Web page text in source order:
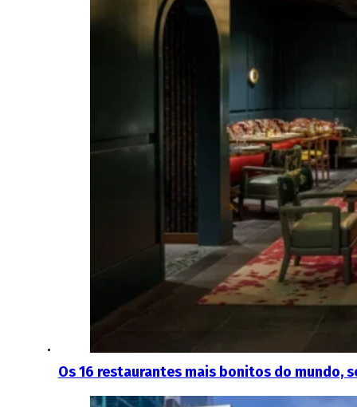
Os 16 restaurantes mais bonitos do mundo,